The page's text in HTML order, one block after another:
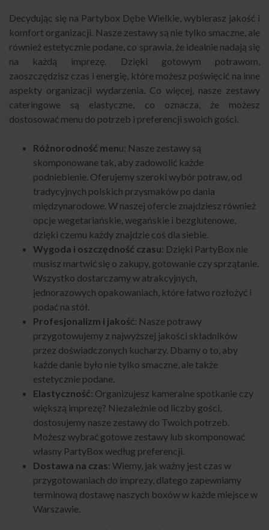
Decydując się na Partybox Dębe Wielkie, wybierasz jakość i
komfort organizacji. Nasze zestawy są nie tylko smaczne, ale
również estetycznie podane, co sprawia, że idealnie nadają się
na każdą imprezę. Dzięki gotowym potrawom,
zaoszczędzisz czas i energię, które możesz poświęcić na inne
aspekty organizacji wydarzenia. Co więcej, nasze zestawy
cateringowe są elastyczne, co oznacza, że możesz
dostosować menu do potrzeb i preferencji swoich gości.
Różnorodność menu: Nasze zestawy są
skomponowane tak, aby zadowolić każde
podniebienie. Oferujemy szeroki wybór potraw, od
tradycyjnych polskich przysmaków po dania
międzynarodowe. W naszej ofercie znajdziesz również
opcje wegetariańskie, wegańskie i bezglutenowe,
dzięki czemu każdy znajdzie coś dla siebie.
Wygoda i oszczędność czasu: Dzięki PartyBox nie
musisz martwić się o zakupy, gotowanie czy sprzątanie.
Wszystko dostarczamy w atrakcyjnych,
jednorazowych opakowaniach, które łatwo rozłożyć i
podać na stół.
Profesjonalizm i jakość: Nasze potrawy
przygotowujemy z najwyższej jakości składników
przez doświadczonych kucharzy. Dbamy o to, aby
każde danie było nie tylko smaczne, ale także
estetycznie podane.
Elastyczność: Organizujesz kameralne spotkanie czy
większą imprezę? Niezależnie od liczby gości,
dostosujemy nasze zestawy do Twoich potrzeb.
Możesz wybrać gotowe zestawy lub skomponować
własny PartyBox według preferencji.
Dostawa na czas: Wiemy, jak ważny jest czas w
przygotowaniach do imprezy, dlatego zapewniamy
terminową dostawę naszych boxów w każde miejsce w
Warszawie.